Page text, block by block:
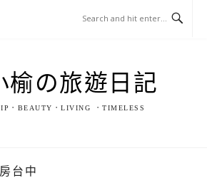
榆の旅遊日記
．BEAUTY．LIVING ．TIMELESS
台中